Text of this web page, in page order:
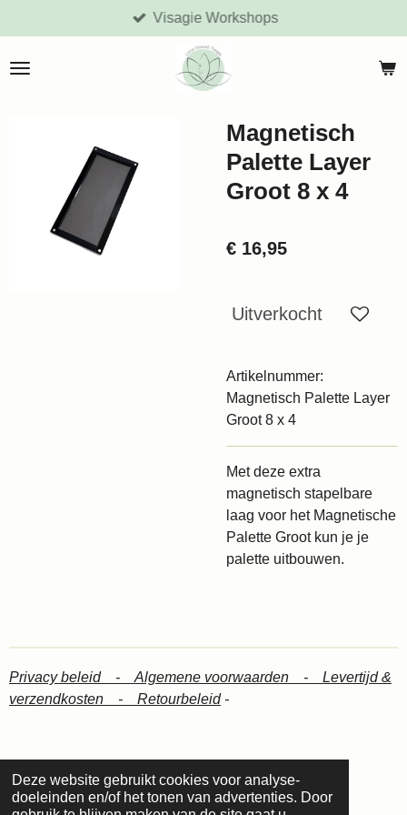
Deze website gebruikt cookies voor analyse-
doeleinden en/of het tonen van advertenties. Door
direct
naar
Visagie Workshops
Magnetisch
Palette Layer
Groot 8 x 4
€ 16,95
Uitverkocht
Artikelnummer:
Magnetisch Palette Layer
Groot 8 x 4
Met deze extra
magnetisch stapelbare
laag voor het Magnetische
Palette Grootkun je je
palette uitbouwen.
Privacy beleid - Algemene voorwaarden - Levertijd &
verzendkosten - Retourbeleid-
© 2024 Lotus mineral visagie
Powered byJouwWeb